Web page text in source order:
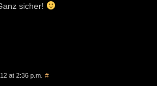
sicher!
at 2:36 p.m. #